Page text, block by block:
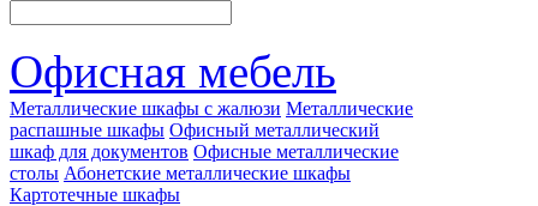
Офисная мебель
Металлические шкафы с жалюзи Металлические
распашные шкафы Офисный металлический
шкаф для документов Офисные металлические
столы Абонетские металлические шкафы
Картотечные шкафы